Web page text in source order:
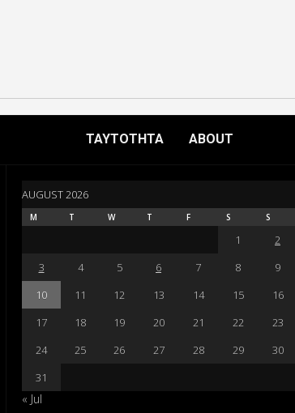
ΤΑΥΤΟΤΗΤΑ ABOUT
AUGUST 2026
M T W T F S S
1
2
3
4 5 6 7 8
9
10
11 12 13 14 15
16
17
18 19 20 21 22
23
24
25 26 27 28 29
30
31
« Jul